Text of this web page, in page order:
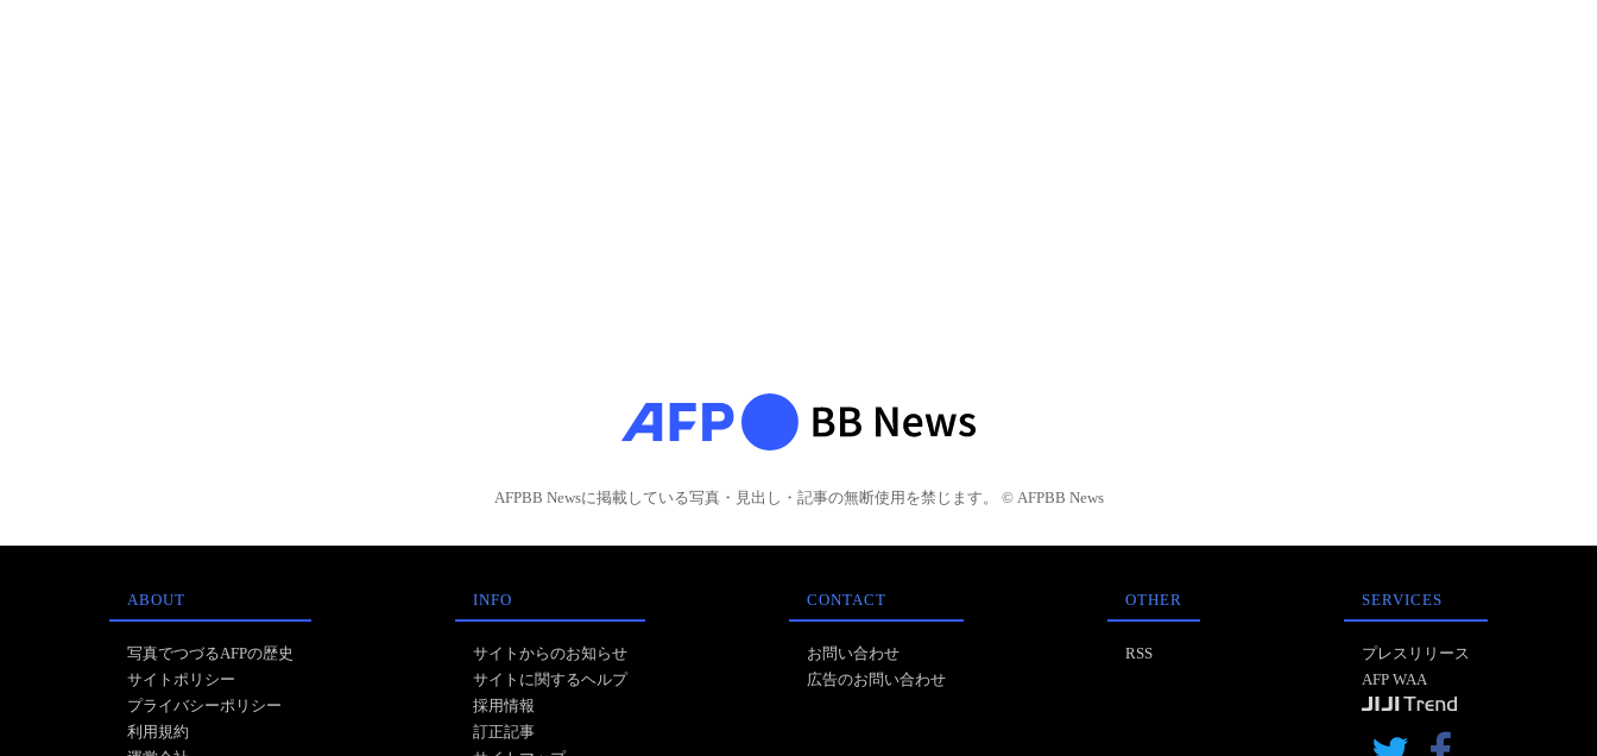
AFPBB Newsに掲載している写真・見出し・記事の無断使用を禁じます。 © AFPBB News
ABOUT
写真でつづるAFPの歴史
サイトポリシー
プライバシーポリシー
利用規約
INFO
サイトからのお知らせ
サイトに関するヘルプ
採用情報
訂正記事
CONTACT
お問い合わせ
広告のお問い合わせ
OTHER
RSS
SERVICES
プレスリリース
AFP WAA